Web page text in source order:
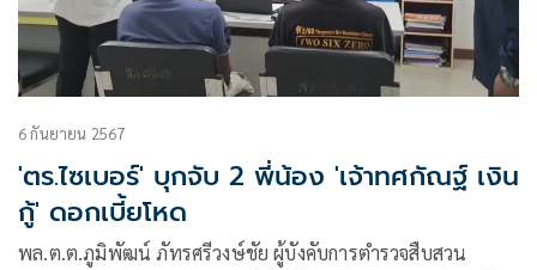
6 กันยายน 2567
'ตร.ไซเบอร์' บุกจับ 2 พี่น้อง 'เจ้าทศกัณฐ์ เงิน
กู้' ดอกเบี้ยโหด
พล.ต.ต.ภูมิพัฒน์ ภัทรศรีวงษ์ชัย ผู้บังคับการตำรวจสืบสวน